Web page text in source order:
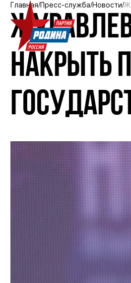
Главная Пресс-служба Новости
НАКРЫТЬ